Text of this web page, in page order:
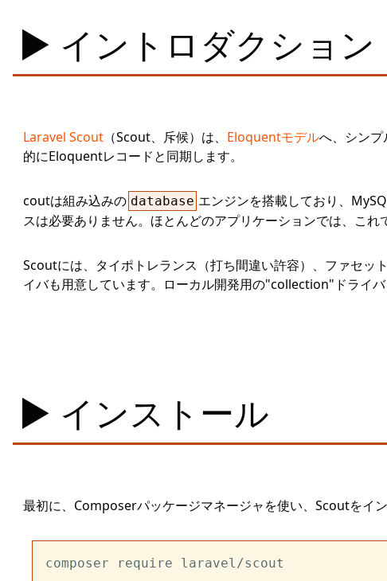
イントロダクション
Laravel Scout（Scout、斥候）は、 Eloquentモデルへ、シン
的にEloquentレコードと同期します。
coutは組み込みの database エンジンを搭載しており、
スは必要ありません。ほとんどのアプリケーションでは、こ
Scoutには、タイポトレランス（打ち間違い許容）、ファセッ
イバも用意しています。ローカル開発用の"collection"ドライバ
インストール
最初に、Composerパッケージマネージャを使い、Scoutをイン